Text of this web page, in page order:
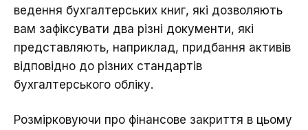
ведення бухгалтерських книг, які дозволяють
вам зафіксувати два різні документи, які
представляють, наприклад, придбання активів
відповідно до різних стандартів
бухгалтерського обліку.
Розмірковуючи про фінансове закриття в цьому